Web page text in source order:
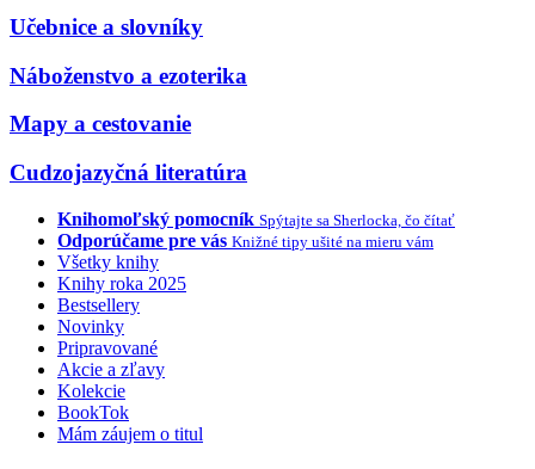
Učebnice a slovníky
Náboženstvo a ezoterika
Mapy a cestovanie
Cudzojazyčná literatúra
Knihomoľský pomocník Spýtajte sa Sherlocka, čo čítať
Odporúčame pre vás Knižné tipy ušité na mieru vám
Všetky knihy
Knihy roka 2025
Bestsellery
Novinky
Pripravované
Akcie a zľavy
Kolekcie
BookTok
Mám záujem o titul